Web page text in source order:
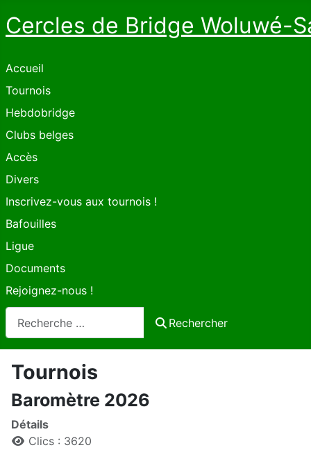
Cercles de Bridge Woluwé-
Accueil
Tournois
Hebdobridge
Clubs belges
Accès
Divers
Inscrivez-vous aux tournois !
Bafouilles
Ligue
Documents
Rejoignez-nous !
Rechercher
Tournois
Baromètre 2026
Détails
Clics : 3620